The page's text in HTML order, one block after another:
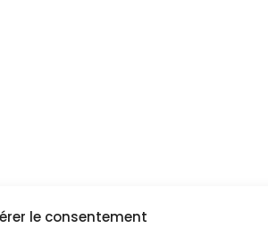
le consentement